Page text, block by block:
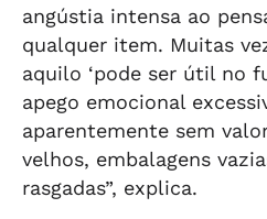
angústia intensa ao
qualquer item. Muitas
aquilo ‘pode ser útil no
apego emocional
aparentemente sem
velhos, embalagens
rasgadas”, explica.